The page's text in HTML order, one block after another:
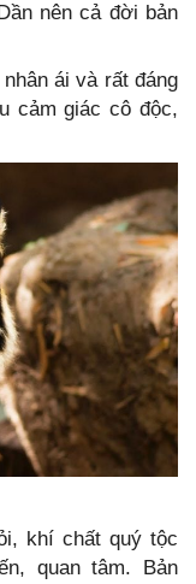
nên cả đời bản
ái và rất đáng
cảm giác cô độc,
khí chất quý tộc
quan tâm. Bản